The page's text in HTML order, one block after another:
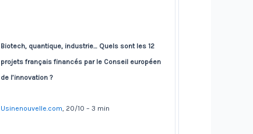
Biotech, quantique, industrie… Quels sont les 12
projets français financés par le Conseil européen
de l’innovation ?
Usinenouvelle.com, 20/10 – 3 min